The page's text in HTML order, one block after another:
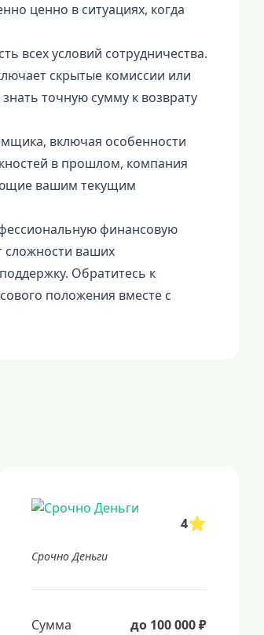
ценно в ситуациях, когда
всех условий сотрудничества.
скрытые комиссии или
точную сумму к возврату
включая особенности
в прошлом, компания
вашим текущим
финансовую
сложности ваших
Обратитесь к
положения вместе с
4
Срочно Деньги
Сумма до 100 000 ₽